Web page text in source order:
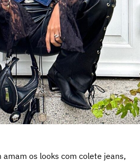
os looks com colete jeans,